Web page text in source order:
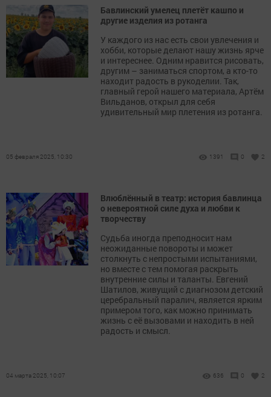
Бавлинский умелец плетёт кашпо и
другие изделия из ротанга
У каждого из нас есть свои увлечения и
хобби, которые делают нашу жизнь ярче
и интереснее. Одним нравится рисовать,
другим – заниматься спортом, а кто-то
находит радость в рукоделии. Так,
главный герой нашего материала, Артём
Вильданов, открыл для себя
удивительный мир плетения из ротанга.
05 февраля 2025, 10:30 1391 0 2
Влюблённый в театр: история бавлинца
о невероятной силе духа и любви к
творчеству
Судьба иногда преподносит нам
неожиданные повороты и может
столкнуть с непростыми испытаниями,
но вместе с тем помогая раскрыть
внутренние силы и таланты. Евгений
Шатилов, живущий с диагнозом детский
церебральный паралич, является ярким
примером того, как можно принимать
жизнь с её вызовами и находить в ней
радость и смысл.
04 марта 2025, 10:07 636 0 2